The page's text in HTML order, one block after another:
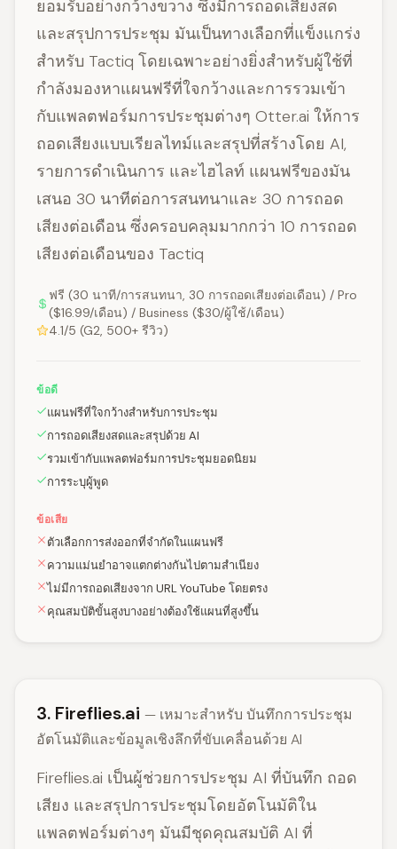
ยอมรับอย่างกว้างขวาง ซึ่งมีการถอดเสียงสด
และสรุปการประชุม มันเป็นทางเลือกที่แข็งแกร่ง
สำหรับ Tactiq โดยเฉพาะอย่างยิ่งสำหรับผู้ใช้ที่
กำลังมองหาแผนฟรีที่ใจกว้างและการรวมเข้า
กับแพลตฟอร์มการประชุมต่างๆ Otter.ai ให้การ
ถอดเสียงแบบเรียลไทม์และสรุปที่สร้างโดย AI,
รายการดำเนินการ และไฮไลท์ แผนฟรีของมัน
เสนอ 30 นาทีต่อการสนทนาและ 30 การถอด
เสียงต่อเดือน ซึ่งครอบคลุมมากกว่า 10 การถอด
เสียงต่อเดือนของ Tactiq
ฟรี (30 นาที/การสนทนา, 30 การถอดเสียงต่อเดือน) / Pro
($16.99/เดือน) / Business ($30/ผู้ใช้/เดือน)
4.1/5 (G2, 500+ รีวิว)
ข้อดี
แผนฟรีที่ใจกว้างสำหรับการประชุม
การถอดเสียงสดและสรุปด้วย AI
รวมเข้ากับแพลตฟอร์มการประชุมยอดนิยม
การระบุผู้พูด
ข้อเสีย
ตัวเลือกการส่งออกที่จำกัดในแผนฟรี
ความแม่นยำอาจแตกต่างกันไปตามสำเนียง
ไม่มีการถอดเสียงจาก URL YouTube โดยตรง
คุณสมบัติขั้นสูงบางอย่างต้องใช้แผนที่สูงขึ้น
3. Fireflies.ai — เหมาะสำหรับ บันทึกการประชุม
อัตโนมัติและข้อมูลเชิงลึกที่ขับเคลื่อนด้วย AI
Fireflies.ai เป็นผู้ช่วยการประชุม AI ที่บันทึก ถอด
เสียง และสรุปการประชุมโดยอัตโนมัติใน
แพลตฟอร์มต่างๆ มันมีชุดคุณสมบัติ AI ที่